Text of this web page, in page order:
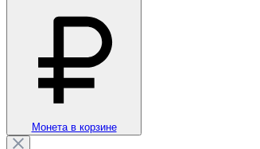
Монета в корзине